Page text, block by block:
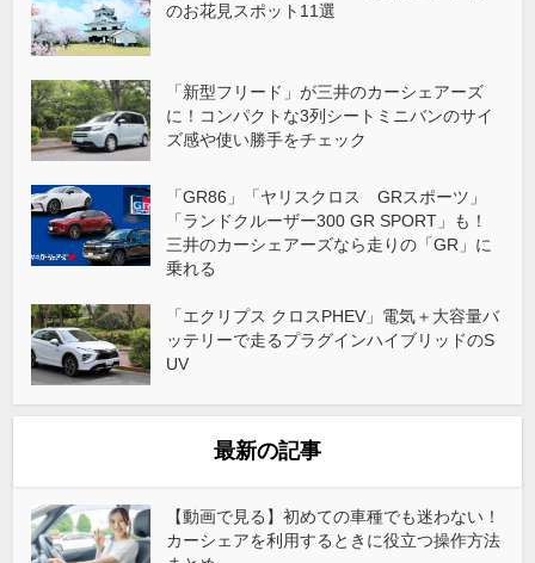
のお花見スポット11選
「新型フリード」が三井のカーシェアーズ
に！コンパクトな3列シートミニバンのサイ
ズ感や使い勝手をチェック
「GR86」「ヤリスクロス GRスポーツ」
「ランドクルーザー300 GR SPORT」も！
三井のカーシェアーズなら走りの「GR」に
乗れる
「エクリプス クロスPHEV」電気＋大容量バ
ッテリーで走るプラグインハイブリッドのS
UV
最新の記事
【動画で見る】初めての車種でも迷わない！
カーシェアを利用するときに役立つ操作方法